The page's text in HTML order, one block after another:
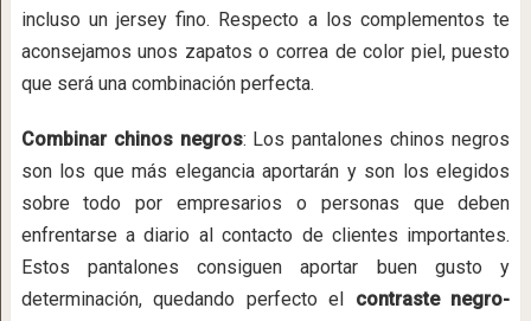
incluso un jersey fino. Respecto a los complementos te
aconsejamos unos zapatos o correa de color piel, puesto
que será una combinación perfecta.
Combinar chinos negros: Los pantalones chinos negros
son los que más elegancia aportarán y son los elegidos
sobre todo por empresarios o personas que deben
enfrentarse a diario al contacto de clientes importantes.
Estos pantalones consiguen aportar buen gusto y
determinación, quedando perfecto el contraste negro-